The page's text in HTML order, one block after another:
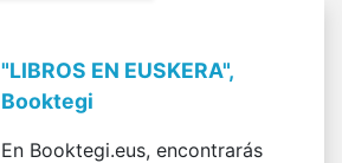
"LIBROS EN EUSKERA",
Booktegi
En Booktegi.eus, encontrarás